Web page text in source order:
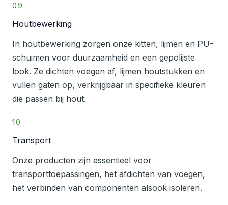
09
Houtbewerking
In houtbewerking zorgen onze kitten, lijmen en PU-
schuimen voor duurzaamheid en een gepolijste
look. Ze dichten voegen af, lijmen houtstukken en
vullen gaten op, verkrijgbaar in specifieke kleuren
die passen bij hout.
10
Transport
Onze producten zijn essentieel voor
transporttoepassingen, het afdichten van voegen,
het verbinden van componenten alsook isoleren.